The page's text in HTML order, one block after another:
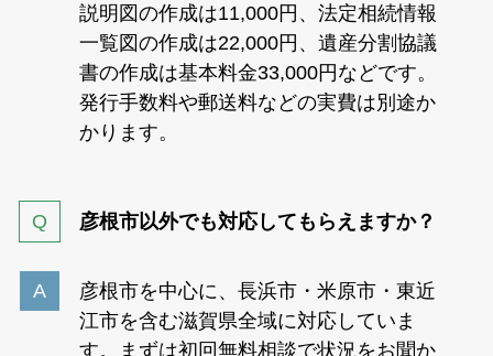
説明図の作成は11,000円、法定相続情報
一覧図の作成は22,000円、遺産分割協議
書の作成は基本料金33,000円などです。
発行手数料や郵送料などの実費は別途か
かります。
彦根市以外でも対応してもらえますか？
彦根市を中心に、長浜市・米原市・東近
江市を含む滋賀県全域に対応していま
す。まずは初回無料相談で状況をお聞か